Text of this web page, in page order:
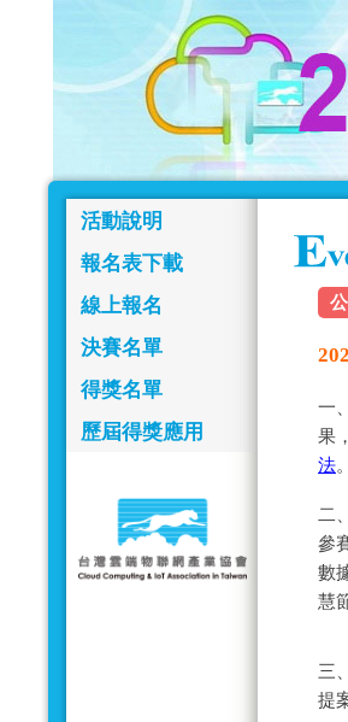
活動說明
報名表下載
線上報名
決賽名單
得獎名單
歷屆得獎應用
一
果
法。
二
參
數
慧
三
提